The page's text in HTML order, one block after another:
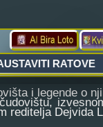
i legende o
reditelja Dejvida